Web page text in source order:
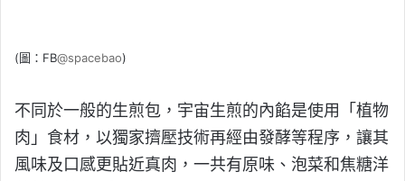
(圖：FB@spacebao)
不同於一般的生煎包，宇宙生煎的內餡是使用「植物
肉」食材，以獨家擠壓技術再經由發酵等程序，讓其
風味及口感更貼近真肉，一共有原味、泡菜和焦糖洋